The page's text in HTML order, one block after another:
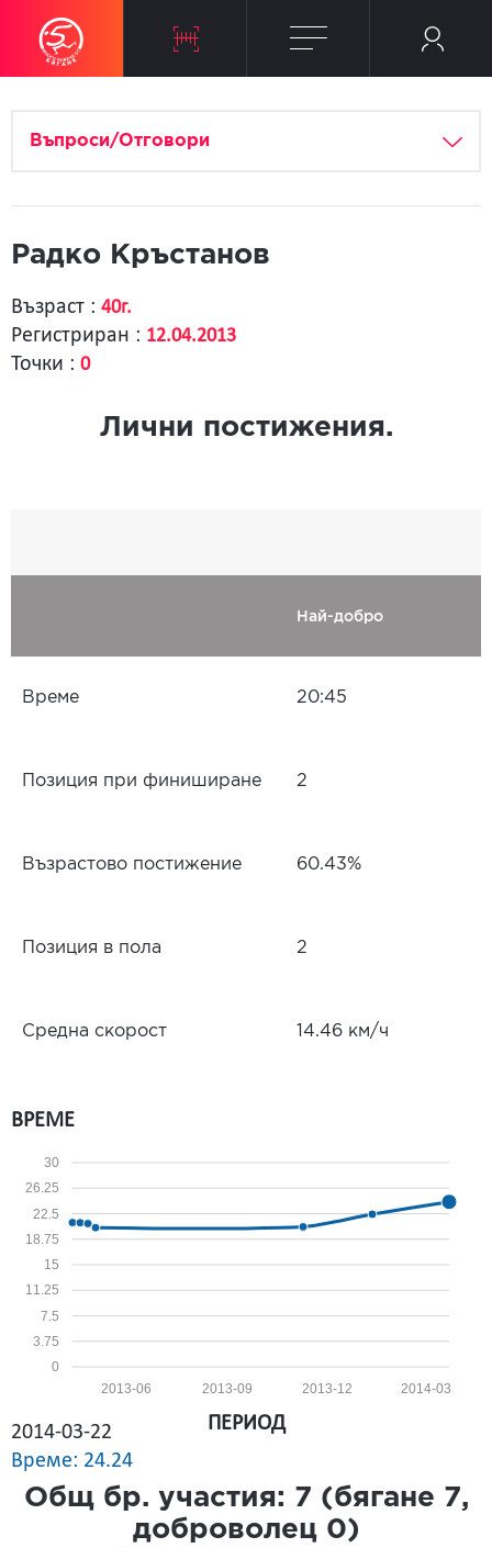
Въпроси/Отговори
Радко Кръстанов
Възраст : 40г.
Регистриран : 12.04.2013
Точки : 0
Лични постижения.
Най-добро
Време 20:45
Позиция при финиширане 2
Възрастово постижение 60.43%
Позиция в пола 2
Средна скорост 14.46 км/ч
ВРЕМЕ
0
3.75
7.5
11.25
15
18.75
22.5
26.25
30
2014-03
2013-12
2013-09
2013-06
2014-03-22
Време: 24.24
ПЕРИОД
Общ бр. участия: 7 (бягане 7,
доброволец 0)